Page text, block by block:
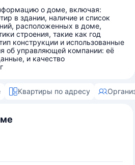
о доме, включая:
в здании, наличие и список
расположенных в доме,
строения, такие как год
конструкции и использованные
об управляющей компании: её
и качество
Квартиры по адресу